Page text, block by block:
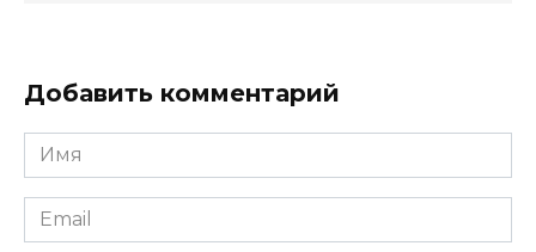
Добавить комментарий
Имя
*
Email
*